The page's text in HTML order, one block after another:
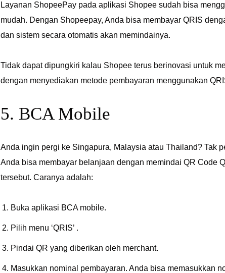
Layanan ShopeePay pada aplikasi Shopee sudah bisa
mudah. Dengan Shopeepay, Anda bisa membayar QRIS
dan sistem secara otomatis akan memindainya.
Tidak dapat dipungkiri kalau Shopee terus berinovasi untuk
dengan menyediakan metode pembayaran menggunakan
5. BCA Mobile
Anda ingin pergi ke Singapura, Malaysia atau Thailand? Tak
Anda bisa membayar belanjaan dengan memindai QR Code
tersebut. Caranya adalah:
Buka aplikasi BCA mobile.
Pilih menu ‘QRIS’ .
Pindai QR yang diberikan oleh merchant.
Masukkan nominal pembayaran. Anda bisa memasukkan